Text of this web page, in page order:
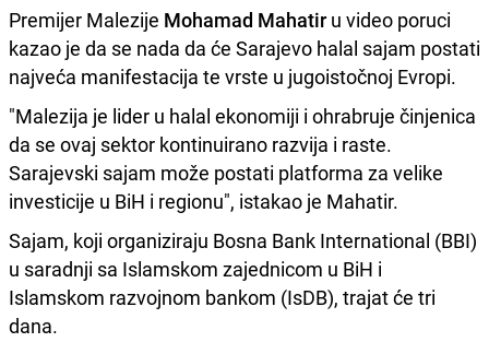
Premijer Malezije Mohamad Mahatir u video poruci
kazao je da se nada da će Sarajevo halal sajam postati
najveća manifestacija te vrste u jugoistočnoj Evropi.
"Malezija je lider u halal ekonomiji i ohrabruje činjenica
da se ovaj sektor kontinuirano razvija i raste.
Sarajevski sajam može postati platforma za velike
investicije u BiH i regionu", istakao je Mahatir.
Sajam, koji organiziraju Bosna Bank International (BBI)
u saradnji sa Islamskom zajednicom u BiH i
Islamskom razvojnom bankom (IsDB), trajat će tri
dana.